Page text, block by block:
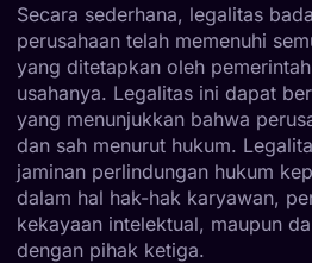
Secara sederhana, legalitas
perusahaan telah memenuhi
yang ditetapkan oleh
usahanya. Legalitas ini dapat
yang menunjukkan bahwa
dan sah menurut hukum.
jaminan perlindungan hukum
dalam hal hak-hak karyawan,
kekayaan intelektual, maupun
dengan pihak ketiga.